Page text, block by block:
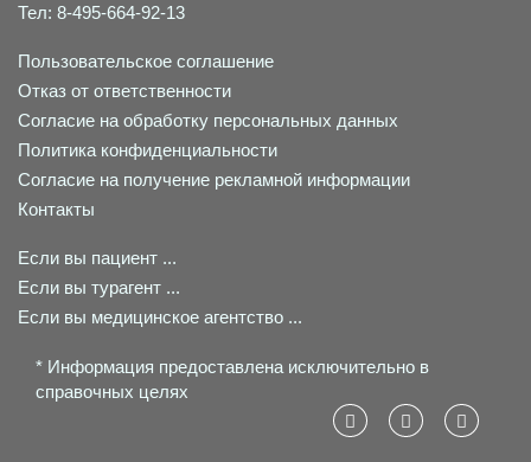
Тел: 8-495-664-92-13
Пользовательское соглашение
Отказ от ответственности
Согласие на обработку персональных данных
Политика конфиденциальности
Согласие на получение рекламной информации
Контакты
Если вы пациент ...
Если вы турагент ...
Если вы медицинское агентство ...
* Информация предоставлена исключительно в
справочных целях